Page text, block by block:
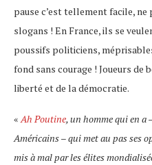
pause c’est tellement facile,
slogans ! En France, ils se
poussifs politiciens,
fond sans courage ! Joueurs de
liberté et de la démocratie.
«Ah Poutine, un homme qui en a
Américains – qui met au pas ses
mis à mal par les élites